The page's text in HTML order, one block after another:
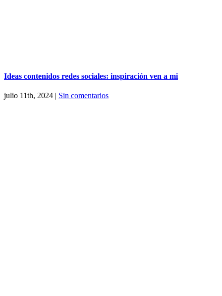
Ideas contenidos redes sociales: inspiración ven a mi
julio 11th, 2024 | Sin comentarios